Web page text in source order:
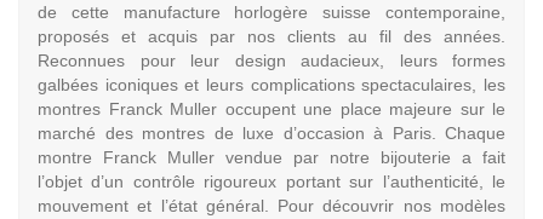
de cette manufacture horlogère suisse contemporaine,
proposés et acquis par nos clients au fil des années.
Reconnues pour leur design audacieux, leurs formes
galbées iconiques et leurs complications spectaculaires, les
montres Franck Muller occupent une place majeure sur le
marché des montres de luxe d’occasion à Paris. Chaque
montre Franck Muller vendue par notre bijouterie a fait
l’objet d’un contrôle rigoureux portant sur l’authenticité, le
mouvement et l’état général. Pour découvrir nos modèles